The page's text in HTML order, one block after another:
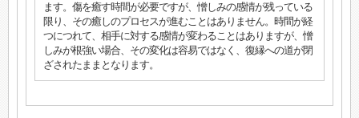
ます。傷を癒す時間が必要ですが、憎しみの感情が残っている
限り、その癒しのプロセスが進むことはありません。時間が経
つにつれて、相手に対する感情が変わることはありますが、憎
しみが根強い場合、その変化は容易ではなく、復縁への道が閉
ざされたままとなります。